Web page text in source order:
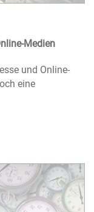
Medien
und Online-
eine